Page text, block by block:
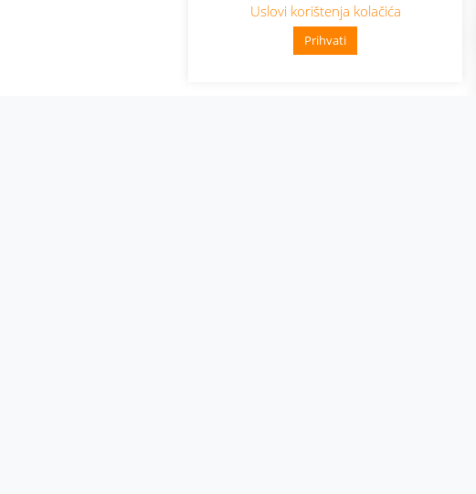
Uslovi korištenja kolačića
Prihvati
👋 Zdravo, kako mogu pomoći?